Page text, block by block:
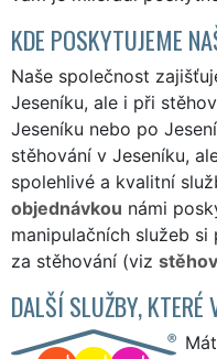
KDE POSKYTUJEME
Naše společnost
Jeseníku, ale i při
Jeseníku nebo po
stěhování v Jeseníku,
spolehlivé a kvalitní
objednávkou námi
manipulačních služeb si
za stěhování (viz
DALŠÍ SLUŽBY,